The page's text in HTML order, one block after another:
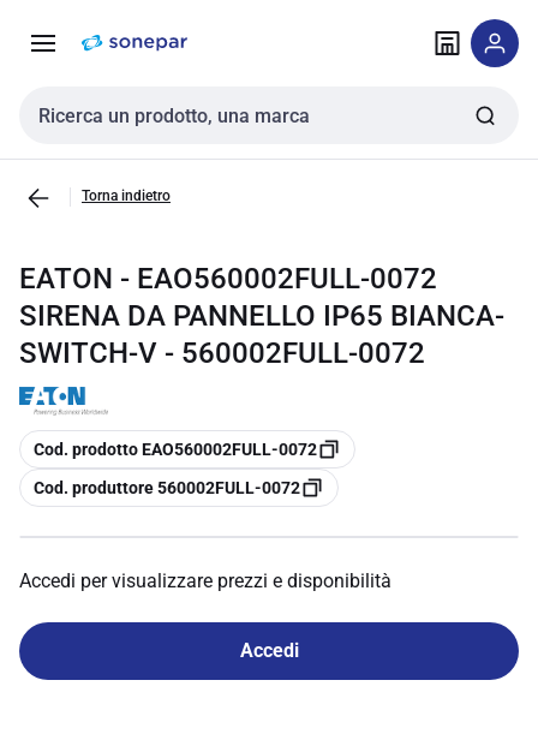
navigazione alla
Cerca input
Torna indietro
EATON - EAO560002FULL-0072
SIRENA DA PANNELLO IP65 BIANCA-
SWITCH-V - 560002FULL-0072
copia
Cod. prodotto EAO560002FULL-0072
copia
Cod. produttore 560002FULL-0072
Accedi per visualizzare prezzi e disponibilità
Accedi